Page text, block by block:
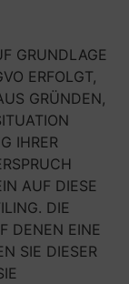
GRUNDLAGE
ERFOLGT,
GRÜNDEN,
IHRER
AUF DIESE
DIE
DENEN EINE
SIE DIESER